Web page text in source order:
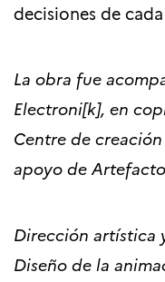
decisiones de
La obra fue
Electroni[k], en
Centre de
apoyo de
Dirección artística
Diseño de la